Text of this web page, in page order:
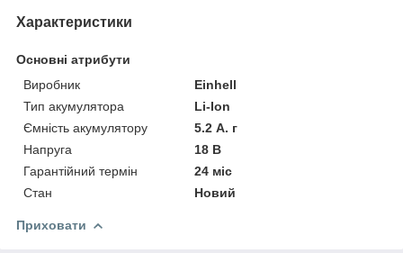
Характеристики
Основні атрибути
Виробник
Einhell
Тип акумулятора
Li-Ion
Ємність акумулятору
5.2 А. г
Напруга
18 В
Гарантійний термін
24 міс
Стан
Новий
Приховати